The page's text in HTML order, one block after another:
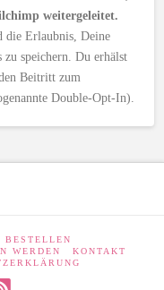
weitergeleitet.
die Erlaubnis, Deine
zu speichern. Du erhälst
Beitritt zum
Double-Opt-In).
BESTELLEN
WERDEN
KONTAKT